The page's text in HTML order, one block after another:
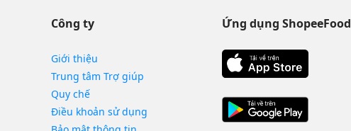
Công ty
Giới thiệu
Trung tâm Trợ giúp
Quy chế
Điều khoản sử dụng
Ứng dụng ShopeeFood